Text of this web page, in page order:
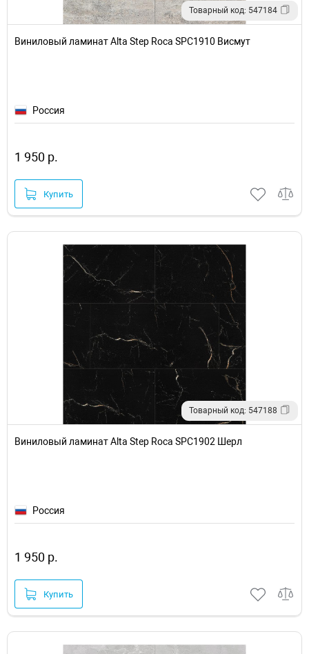
Товарный код: 547184
Виниловый ламинат Alta Step Roca SPC1910 Висмут
Россия
1 950 р.
Купить
Товарный код: 547188
Виниловый ламинат Alta Step Roca SPC1902 Шерл
Россия
1 950 р.
Купить